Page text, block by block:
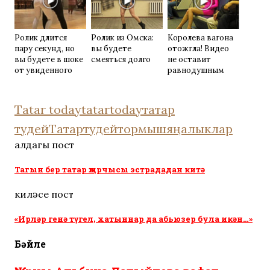
Ролик длится
пару секунд, но
вы будете в шоке
от увиденного
Ролик из Омска:
вы будете
смеяться долго
Королева вагона
отожгла! Видео
не оставит
равнодушным
Tatar todaytatartodayтатар
тудейТатартудейтормышяңалыклар
алдагы пост
Тагын бер татар җырчысы эстрададан китә
киләсе пост
«Ирләр генә түгел, хатыннар да абьюзер була икән…»
Бәйле